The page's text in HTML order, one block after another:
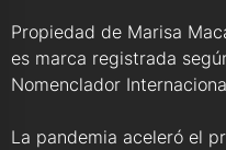
Propiedad de Marisa
es marca registrada
Nomenclador
La pandemia aceleró el